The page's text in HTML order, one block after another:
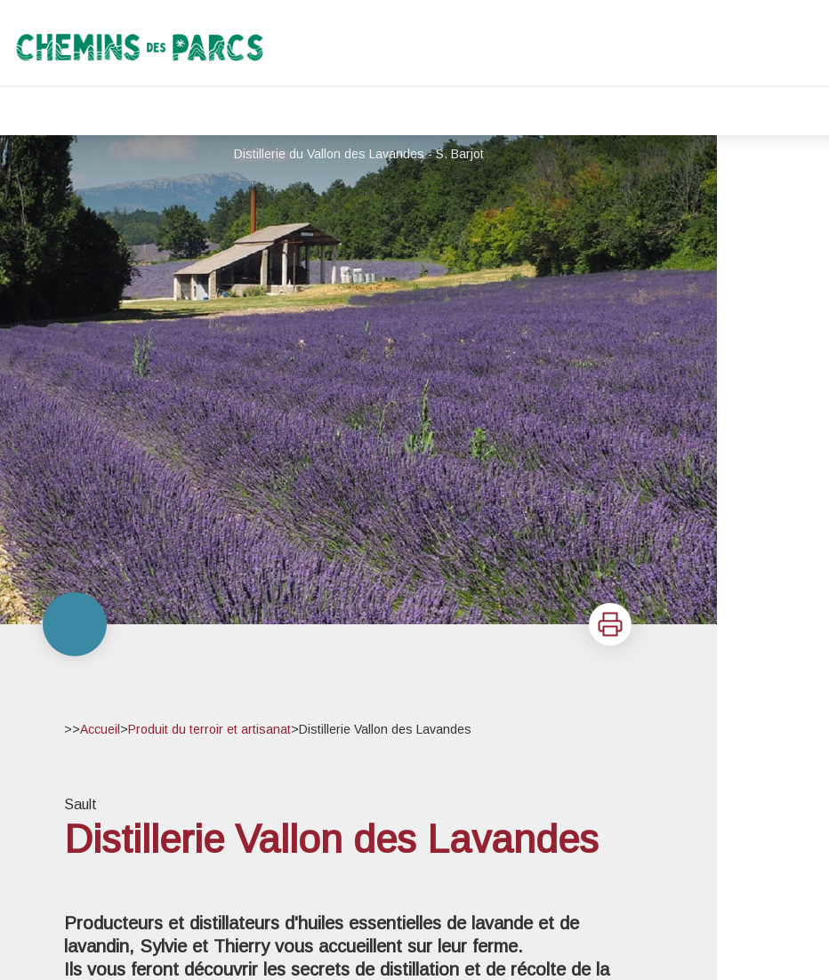
Chemins des Parcs
Distillerie du Vallon des Lavandes - S. Barjot
Imprimer
>>Accueil >Produit du terroir et artisanat>Distillerie Vallon des Lavandes
Sault
Distillerie Vallon des Lavandes
Producteurs et distillateurs d'huiles essentielles de lavande et de
lavandin, Sylvie et Thierry vous accueillent sur leur ferme.
Ils vous feront découvrir les secrets de distillation et de récolte de la